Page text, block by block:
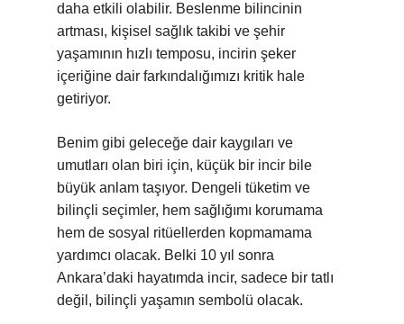
daha etkili olabilir. Beslenme bilincinin
artması, kişisel sağlık takibi ve şehir
yaşamının hızlı temposu, incirin şeker
içeriğine dair farkındalığımızı kritik hale
getiriyor.
Benim gibi geleceğe dair kaygıları ve
umutları olan biri için, küçük bir incir bile
büyük anlam taşıyor. Dengeli tüketim ve
bilinçli seçimler, hem sağlığımı korumama
hem de sosyal ritüellerden kopmamama
yardımcı olacak. Belki 10 yıl sonra
Ankara’daki hayatımda incir, sadece bir tatlı
değil, bilinçli yaşamın sembolü olacak.